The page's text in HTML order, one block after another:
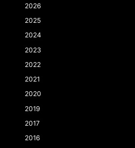
2026
2025
2024
2023
2022
2021
2020
2019
2017
2016